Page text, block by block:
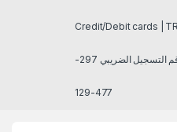
Credit/Debit cards |
رقم التسجيل الضريبي 297-
477-129